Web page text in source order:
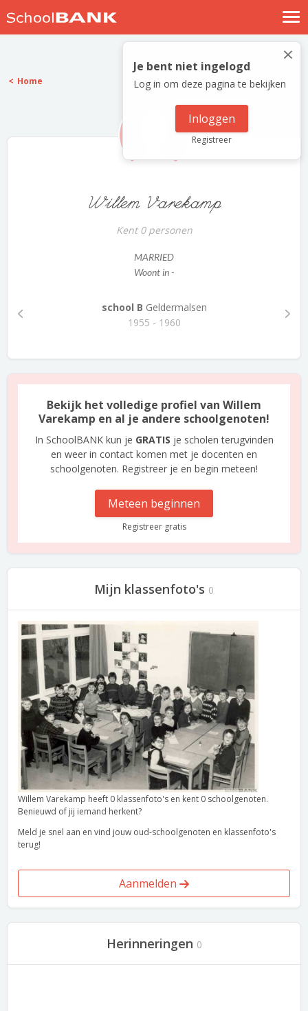
Nostalgische verhalen
Log in
Meld je gratis aan
×
Je bent niet ingelogd
Log in om deze pagina te bekijken
Inloggen
Registreer
Home
Willem Varekamp
Kent 0 personen
MARRIED
Woont in -
school B Geldermalsen
1955 - 1960
Bekijk het volledige profiel van Willem
Varekamp en al je andere schoolgenoten!
In SchoolBANK kun je GRATIS je scholen terugvinden
en weer in contact komen met je docenten en
schoolgenoten. Registreer je en begin meteen!
Meteen beginnen
Registreer gratis
Mijn klassenfoto's 0
Willem Varekamp heeft 0 klassenfoto's en kent 0 schoolgenoten.
Benieuwd of jij iemand herkent?
Meld je snel aan en vind jouw oud-schoolgenoten en klassenfoto's
terug!
Aanmelden
Herinneringen 0